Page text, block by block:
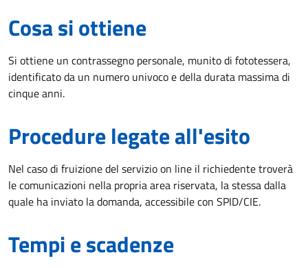
Cosa si ottiene
Si ottiene un contrassegno personale, munito di fototessera,
identificato da un numero univoco e della durata massima di
cinque anni.
Procedure legate all'esito
Nel caso di fruizione del servizio on line il richiedente troverà
le comunicazioni nella propria area riservata, la stessa dalla
quale ha inviato la domanda, accessibile con SPID/CIE.
Tempi e scadenze